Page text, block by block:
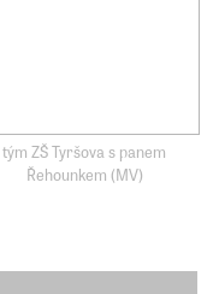
tým ZŠ Tyršova s panem
Řehounkem (MV)